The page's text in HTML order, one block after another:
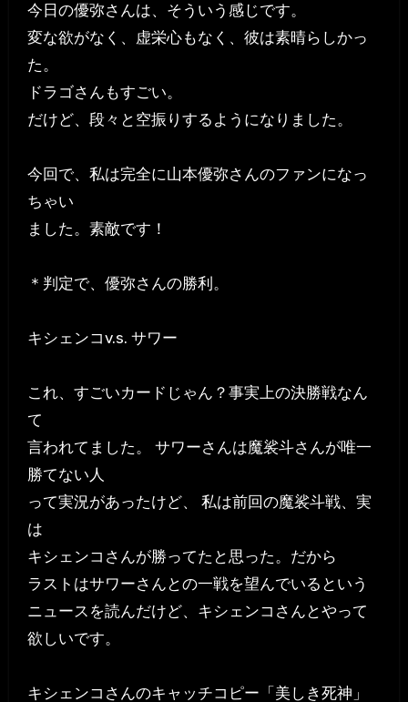
今日の優弥さんは、そういう感じです。
変な欲がなく、虚栄心もなく、彼は素晴らしかっ
た。
ドラゴさんもすごい。
だけど、段々と空振りするようになりました。
今回で、私は完全に山本優弥さんのファンになっ
ちゃい
ました。素敵です！
＊判定で、優弥さんの勝利。
キシェンコv.s. サワー
これ、すごいカードじゃん？事実上の決勝戦なん
て
言われてました。 サワーさんは魔裟斗さんが唯一
勝てない人
って実況があったけど、 私は前回の魔裟斗戦、実
は
キシェンコさんが勝ってたと思った。だから
ラストはサワーさんとの一戦を望んでいるという
ニュースを読んだけど、キシェンコさんとやって
欲しいです。
キシェンコさんのキャッチコピー「美しき死神」